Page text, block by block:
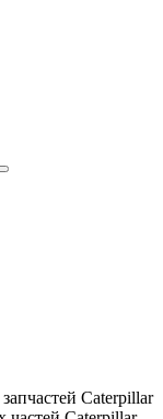
Caterpillar